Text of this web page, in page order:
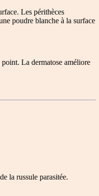
Les périthèces
poudre blanche à la surface
La dermatose améliore
la russule parasitée.